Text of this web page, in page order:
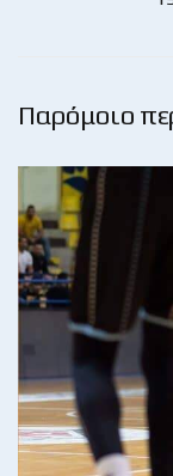
Παρόμοιο